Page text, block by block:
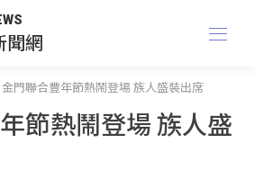
聞網
金門聯合豐年節熱鬧登場 族人盛裝出席
節熱鬧登場 族人盛